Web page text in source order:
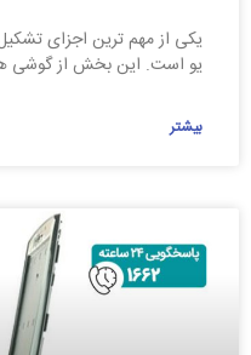
یکی از مهم ترین اجزای
یو است. این بخش از گوشی
بیشتر